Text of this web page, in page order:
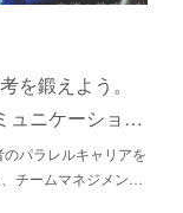
を鍛えよう。
ュニケーショ…
パラレルキャリアを
チームマネジメン…